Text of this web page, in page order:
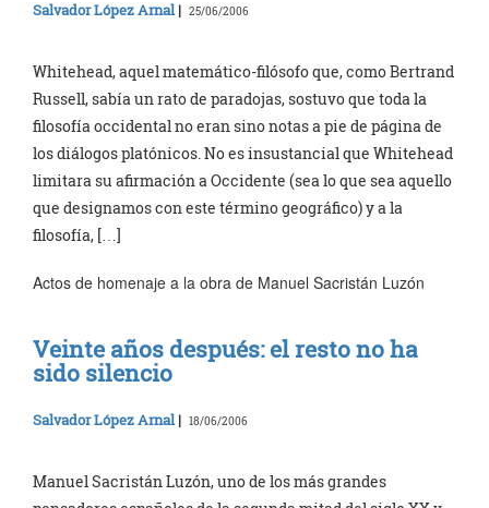
Salvador López Arnal| 25/06/2006
Whitehead, aquel matemático-filósofo que, como Bertrand
Russell, sabía un rato de paradojas, sostuvo que toda la
filosofía occidental no eran sino notas a pie de página de
los diálogos platónicos. No es insustancial que Whitehead
limitara su afirmación a Occidente (sea lo que sea aquello
que designamos con este término geográfico) y a la
filosofía, […]
Actos de homenaje a la obra de Manuel Sacristán Luzón
Veinte años después: el resto no ha
sido silencio
Salvador López Arnal | 18/06/2006
Manuel Sacristán Luzón, uno de los más grandes